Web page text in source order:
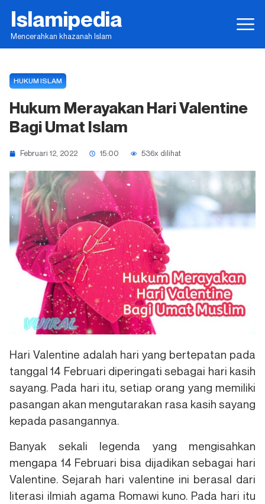
Islamipedia
Mencerahkan khazanah Islam
HUKUM ISLAM
Hukum Merayakan Hari Valentine
Bagi Umat Islam
Februari 12, 2022 15:00 536x dilihat
Hari Valentine adalah hari yang bertepatan pada
tanggal 14 Februari diperingati sebagai hari kasih
sayang. Pada hari itu, setiap orang yang memiliki
pasangan akan mengutarakan rasa kasih sayang
kepada pasangannya.
Banyak sekali legenda yang mengisahkan
mengapa 14 Februari bisa dijadikan sebagai hari
Valentine. Sejarah hari valentine ini berasal dari
literasi ilmiah agama Romawi kuno. Pada hari itu